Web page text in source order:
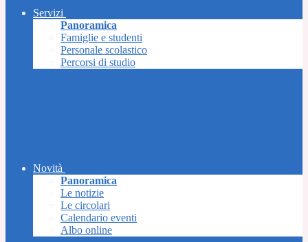
Servizi
Panoramica
Famiglie e studenti
Personale scolastico
Percorsi di studio
Novità
Panoramica
Le notizie
Le circolari
Calendario eventi
Albo online